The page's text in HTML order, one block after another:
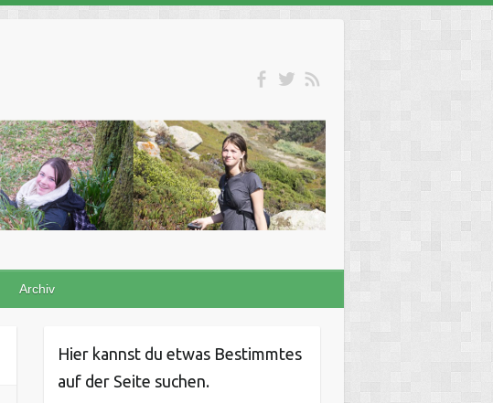
Archiv
Hier kannst du etwas Bestimmtes
auf der Seite suchen.